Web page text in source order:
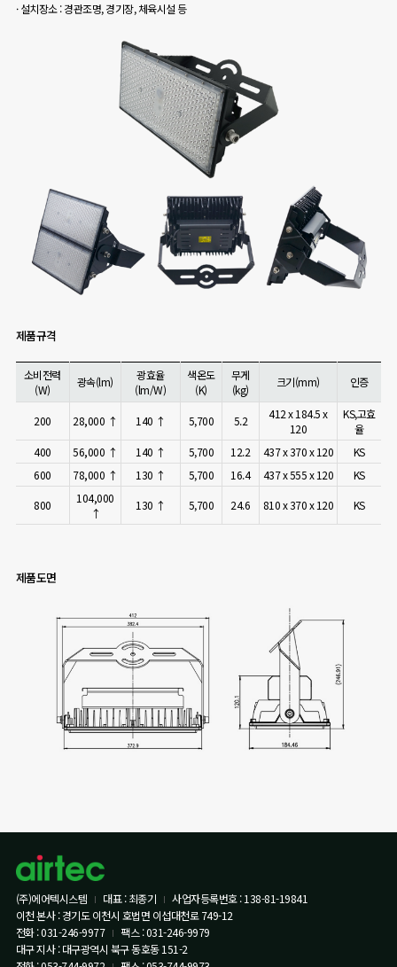
· 설치장소 : 경관조명, 경기장, 체육시설 등
제품규격
소비전력
(W)
광속(lm)
광효율
(lm/W)
색온도
(K)
무게
(kg)
크기(mm) 인증
200 28,000 ↑ 140 ↑ 5,700 5.2
412 x 184.5 x
120
KS,고효
율
400
56,000 ↑ 140 ↑ 5,700 12.2 437 x 370 x 120
KS
600
78,000 ↑ 130 ↑ 5,700 16.4 437 x 555 x 120
KS
800
104,000
↑
130 ↑ 5,700 24.6 810 x 370 x 120 KS
제품도면
(주)에어텍시스템 대표 : 최종기
사업자등록번호 : 138-81-19841
이천 본사 : 경기도 이천시 호법면 이섭대천로 749-12
전화 : 031-246-9977
팩스 : 031-246-9979
대구 지사 : 대구광역시 북구 동호동 151-2